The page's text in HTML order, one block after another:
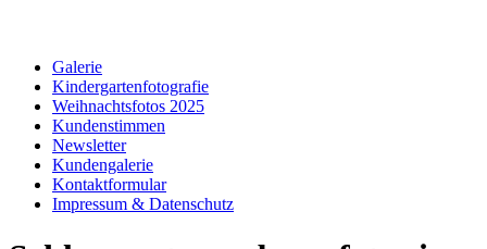
Galerie
Kindergartenfotografie
Weihnachtsfotos 2025
Kundenstimmen
Newsletter
Kundengalerie
Kontaktformular
Impressum & Datenschutz